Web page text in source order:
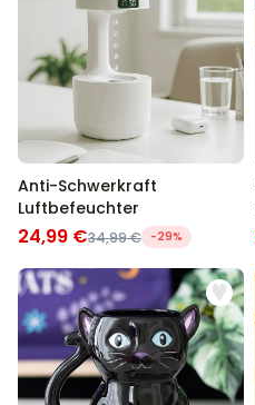
Anti-Schwerkraft
Luftbefeuchter
24,99 €34,99 € -29%